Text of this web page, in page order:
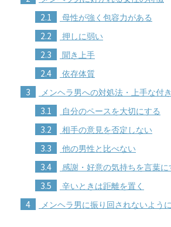
2.1 母性が強く包容力がある
2.2 押しに弱い
2.3 聞き上手
2.4 依存体質
3 メンヘラ男への対処法・上手な付
3.1 自分のペースを大切にする
3.2 相手の意見を否定しない
3.3 他の男性と比べない
3.4 感謝・好意の気持ちを言葉に
3.5 辛いときは距離を置く
4 メンヘラ男に振り回されないよう